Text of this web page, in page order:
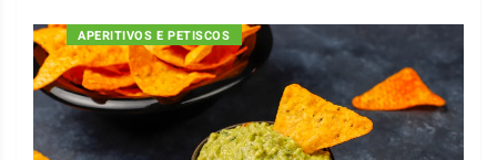
APERITIVOS E PETISCOS